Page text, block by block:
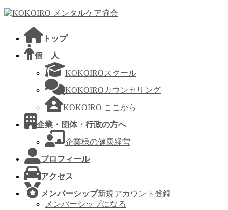
コ
ナ
トップ
個 人
KOKOIROスクール
KOKOIROカウンセリング
KOKOIRO ここから
企業・団体・行政の方へ
企業様の健康経営
プロフィール
アクセス
メンバーシップ新規アカウント登録
メンバーシップになる